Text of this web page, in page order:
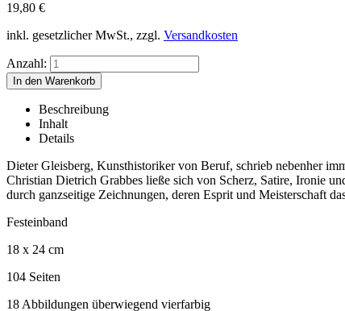
19,80 €
inkl. gesetzlicher MwSt., zzgl. Versandkosten
Anzahl:
Beschreibung
Inhalt
Details
Dieter Gleisberg, Kunsthistoriker von Beruf, schrieb nebenher
Christian Dietrich Grabbes ließe sich von Scherz, Satire, Ironie
durch ganzseitige Zeichnungen, deren Esprit und Meisterschaft
Festeinband
18 x 24 cm
104 Seiten
18 Abbildungen überwiegend vierfarbig